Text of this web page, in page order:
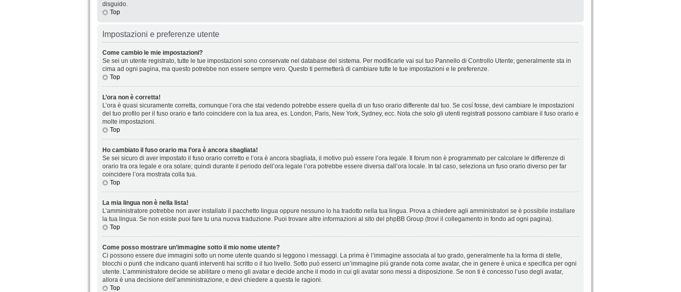
disguido.
Top
Impostazioni e preferenze utente
Come cambio le mie impostazioni?
Se sei un utente registrato, tutte le tue impostazioni sono conservate nel database del sistema. Per modificarle vai sul tuo Pannello di Controllo Utente; generalmente sta in
cima ad ogni pagina, ma questo potrebbe non essere sempre vero. Questo ti permetterà di cambiare tutte le tue impostazioni e le preferenze.
Top
L’ora non è corretta!
L’ora è quasi sicuramente corretta, comunque l’ora che stai vedendo potrebbe essere quella di un fuso orario differente dal tuo. Se cosí fosse, devi cambiare le impostazioni
del tuo profilo per il fuso orario e farlo coincidere con la tua area, es. London, Paris, New York, Sydney, ecc. Nota che solo gli utenti registrati possono cambiare il fuso orario e
molte impostazioni.
Top
Ho cambiato il fuso orario ma l’ora è ancora sbagliata!
Se sei sicuro di aver impostato il fuso orario corretto e l’ora è ancora sbagliata, il motivo può essere l’ora legale. Il forum non è programmato per calcolare le differenze di
orario tra ora legale e ora solare; quindi durante il periodo dell’ora legale l’ora potrebbe essere diversa dall’ora locale. In tal caso, seleziona un fuso orario diverso per far
coincidere l’ora mostrata colla tua.
Top
La mia lingua non è nella lista!
L’amministratore potrebbe non aver installato il pacchetto lingua oppure nessuno lo ha tradotto nella tua lingua. Prova a chiedere agli amministratori se è possibile installare
la tua lingua. Se non esiste puoi fare tu una nuova traduzione. Puoi trovare altre informazioni al sito del phpBB Group (trovi il collegamento in fondo ad ogni pagina).
Top
Come posso mostrare un’immagine sotto il mio nome utente?
Ci possono essere due immagini sotto un nome utente quando si leggono i messaggi. La prima è l’immagine associata al tuo grado, generalmente ha la forma di stelle,
blocchi o punti che indicano quanti interventi hai scritto o il tuo livello. Sotto può esserci un’immagine piú grande nota come avatar, che in genere è unica e specifica per ogni
utente. L’amministratore decide se abilitare o meno gli avatar e decide anche il modo in cui gli avatar sono messi a disposizione. Se non ti è concesso l’uso degli avatar,
allora è una decisione dell’amministrazione, e devi chiedere a questa le ragioni.
Top